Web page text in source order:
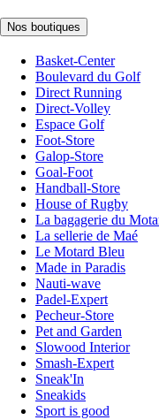
Nos boutiques
Basket-Center
Boulevard du Golf
Direct Running
Direct-Volley
Espace Golf
Foot-Store
Galop-Store
Goal-Foot
Handball-Store
House of Rugby
La bagagerie du
La sellerie de Maé
Le Motard Bleu
Made in Paradis
Nauti-wave
Padel-Expert
Pecheur-Store
Pet and Garden
Slowood Interior
Smash-Expert
Sneak'In
Sneakids
Sport is good